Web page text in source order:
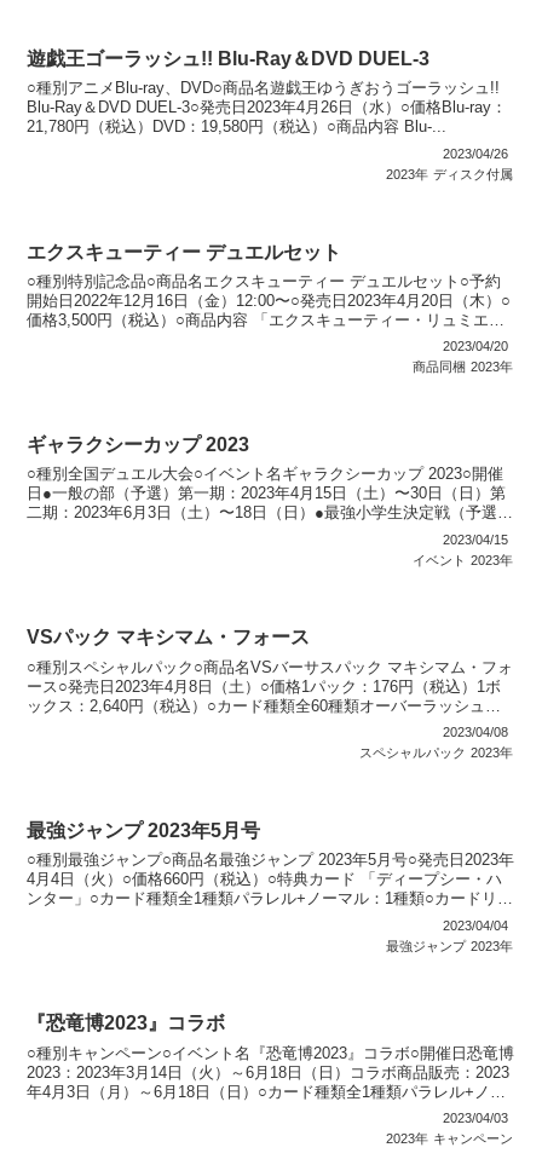
遊戯王ゴーラッシュ!! Blu-Ray＆DVD DUEL-3
○種別アニメBlu-ray、DVD○商品名遊戯王ゆうぎおうゴーラッシュ!!
Blu-Ray＆DVD DUEL-3○発売日2023年4月26日（水）○価格Blu-ray：
21,780円（税込）DVD：19,580円（税込）○商品内容 Blu-...
2023/04/26
2023年 ディスク付属
エクスキューティー デュエルセット
○種別特別記念品○商品名エクスキューティー デュエルセット○予約
開始日2022年12月16日（金）12:00〜○発売日2023年4月20日（木）○
価格3,500円（税込）○商品内容 「エクスキューティー・リュミエ
2023/04/20
商品同梱 2023年
ギャラクシーカップ 2023
○種別全国デュエル大会○イベント名ギャラクシーカップ 2023○開催
日●一般の部（予選）第一期：2023年4月15日（土）〜30日（日）第
二期：2023年6月3日（土）〜18日（日）●最強小学生決定戦（予選）
2023/04/15
イベント 2023年
VSパック マキシマム・フォース
○種別スペシャルパック○商品名VSバーサスパック マキシマム・フォ
ース○発売日2023年4月8日（土）○価格1パック：176円（税込）1ボ
ックス：2,640円（税込）○カード種類全60種類オーバーラッシュレ
2023/04/08
スペシャルパック 2023年
最強ジャンプ 2023年5月号
○種別最強ジャンプ○商品名最強ジャンプ 2023年5月号○発売日2023年
4月4日（火）○価格660円（税込）○特典カード 「ディープシー・ハ
ンター」○カード種類全1種類パラレル+ノーマル：1種類○カードリス
2023/04/04
最強ジャンプ 2023年
『恐竜博2023』コラボ
○種別キャンペーン○イベント名『恐竜博2023』コラボ○開催日恐竜博
2023：2023年3月14日（火）～6月18日（日）コラボ商品販売：2023
年4月3日（月）～6月18日（日）○カード種類全1種類パラレル+ノー
2023/04/03
2023年 キャンペーン